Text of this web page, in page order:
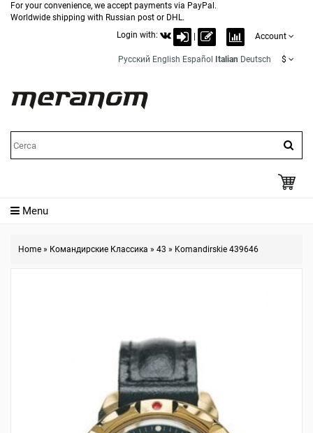
For your convenience, we accept payments via PayPal.
Worldwide shipping with Russian post or DHL.
Login with:
Account
Русский English Español Italian Deutsch $
Menu
Home » Командирские Классика » 43 » Komandirskie 439646